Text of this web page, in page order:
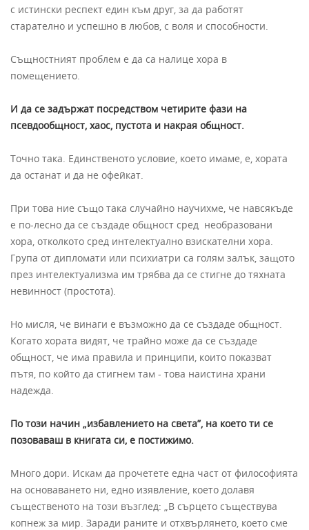
с истински респект един към друг, за да работят
старателно и успешно в любов, с воля и способности.
Същностният проблем е да са налице хора в
помещението.
И да се задържат посредством четирите фази на
псевдообщност, хаос, пустота и накрая общност.
Точно така. Единственото условие, което имаме, е, хората
да останат и да не офейкат.
При това ние също така случайно научихме, че навсякъде
е по-лесно да се създаде общност сред необразовани
хора, отколкото сред интелектуално взискателни хора.
Група от дипломати или психиатри са голям залък, защото
през интелектуализма им трябва да се стигне до тяхната
невинност (простота).
Но мисля, че винаги е възможно да се създаде общност.
Когато хората видят, че трайно може да се създаде
общност, че има правила и принципи, които показват
пътя, по който да стигнем там - това наистина храни
надежда.
По този начин „избавлението на света”, на което ти се
позоваваш в книгата си, е постижимо.
Много дори. Искам да прочетете една част от философията
на основаването ни, едно изявление, което долавя
същественото на този възглед: „В сърцето съществува
копнеж за мир. Заради раните и отхвърлянето, което сме